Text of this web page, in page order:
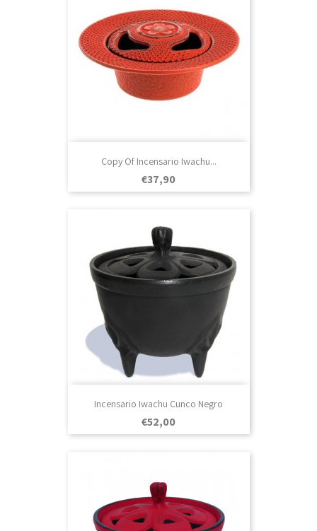
Copy Of Incensario Iwachu...
Prezo
€37,90
Incensario Iwachu Cunco Negro
Prezo
€52,00